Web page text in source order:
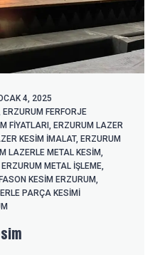
4, 2025
ERZURUM FERFORJE
FIYATLARI ERZURUM LAZER
KESIM İMALAT, ERZURUM
LAZERLE METAL KESIM
ERZURUM METAL İŞLEME
KESIM ERZURUM
PARÇA KESIMI